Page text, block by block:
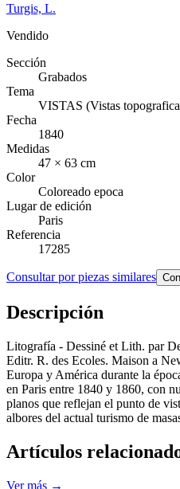
Turgis, L.
Vendido
Sección
Grabados
Tema
VISTAS (Vistas
Fecha
1840
Medidas
47 × 63 cm
Color
Coloreado epoca
Lugar de edición
Paris
Referencia
17285
Consultar por piezas similares
Descripción
Litografía - Dessiné et Lith. par
Editr. R. des Ecoles. Maison a
Europa y América durante la
en Paris entre 1840 y 1860, con
planos que reflejan el punto de
albores del actual turismo de
Artículos
Ver más →